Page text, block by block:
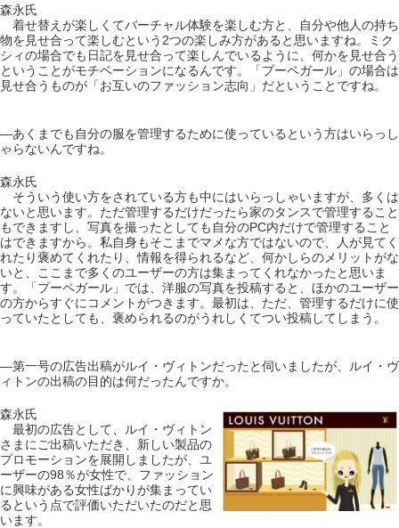
森永氏
着せ替えが楽しくてバーチャル体験を楽しむ方と、自分や他人の持ち
物を見せ合って楽しむという2つの楽しみ方があると思いますね。ミク
シィの場合でも日記を見せ合って楽しんでいるように、何かを見せ合う
ということがモチベーションになるんです。「プーペガール」の場合は
見せ合うものが「お互いのファッション志向」だということですね。
―あくまでも自分の服を管理するために使っているという方はいらっし
ゃらないんですね。
森永氏
そういう使い方をされている方も中にはいらっしゃいますが、多くは
ないと思います。ただ管理するだけだったら家のタンスで管理すること
もできますし、写真を撮ったとしても自分のPC内だけで管理すること
はできますから。私自身もそこまでマメな方ではないので、人が見てく
れたり褒めてくれたり、情報を得られるなど、何かしらのメリットがな
いと、ここまで多くのユーザーの方は集まってくれなかったと思いま
す。「プーペガール」では、洋服の写真を投稿すると、ほかのユーザー
の方からすぐにコメントがつきます。最初は、ただ、管理するだけに使
っていたとしても、褒められるのがうれしくてつい投稿してしまう。
―第一号の広告出稿がルイ・ヴィトンだったと伺いましたが、ルイ・ヴ
ィトンの出稿の目的は何だったんですか。
森永氏
最初の広告として、ルイ・ヴィトン
さまにご出稿いただき、新しい製品の
プロモーションを展開しましたが、ユ
ーザーの98％が女性で、ファッション
に興味がある女性ばかりが集まってい
るという点で評価いただいたのだと思
います。